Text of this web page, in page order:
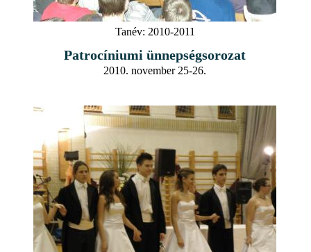
Tanév: 2010-2011
Patrocíniumi ünnepségsorozat
2010. november 25-26.